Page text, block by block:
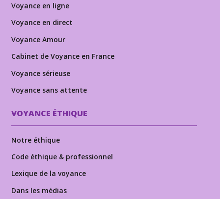
Voyance en ligne
Voyance en direct
Voyance Amour
Cabinet de Voyance en France
Voyance sérieuse
Voyance sans attente
VOYANCE ÉTHIQUE
Notre éthique
Code éthique & professionnel
Lexique de la voyance
Dans les médias